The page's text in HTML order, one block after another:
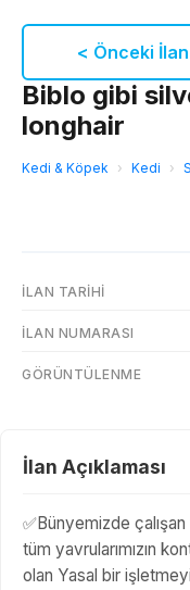
< Önceki İlan
Biblo gibi
longhair
Kedi & Köpek › Kedi ›
İLAN TARIHI
İLAN NUMARASI
GÖRÜNTÜLENME
İlan Açıklaması
✅Bünyemizde
tüm yavrularımızın
olan Yasal bir